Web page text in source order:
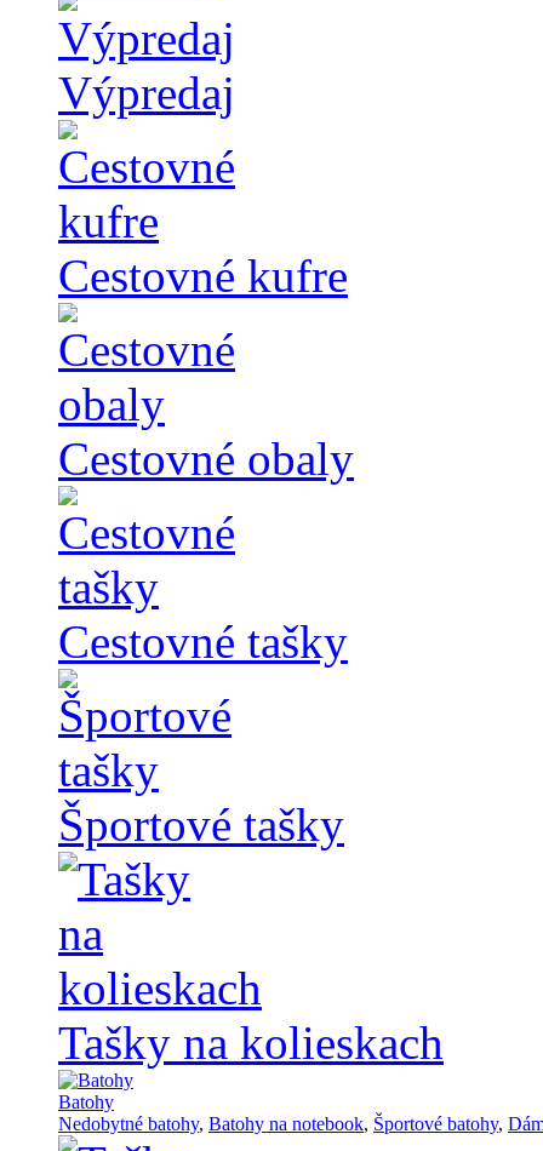
Výpredaj
Cestovné kufre
Cestovné obaly
Cestovné tašky
Športové tašky
Tašky na kolieskach
Batohy
Nedobytné batohy, Batohy na notebook, Športové batohy,